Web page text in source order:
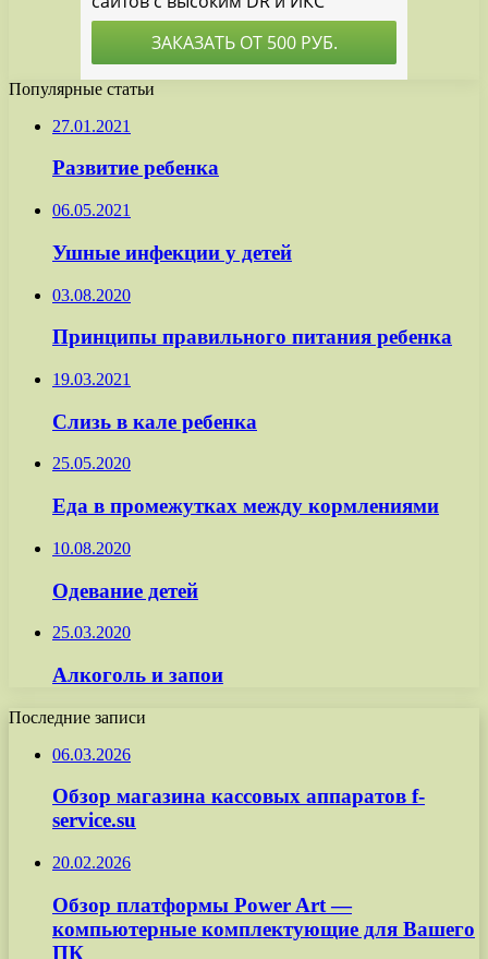
Популярные статьи
27.01.2021
Развитие ребенка
06.05.2021
Ушные инфекции у детей
03.08.2020
Принципы правильного питания ребенка
19.03.2021
Слизь в кале ребенка
25.05.2020
Еда в промежутках между кормлениями
10.08.2020
Одевание детей
25.03.2020
Алкоголь и запои
Последние записи
06.03.2026
Обзор магазина кассовых аппаратов f-
service.su
20.02.2026
Обзор платформы Power Art —
компьютерные комплектующие для Вашего
ПК